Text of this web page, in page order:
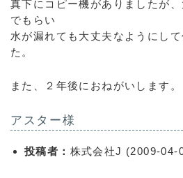
真下にコピー機がありましたが
でもらい
水が漏れても大丈夫なようにし
た。
また、２年後におねがいします。
アスター様
投稿者： 株式会社J (2009-04-